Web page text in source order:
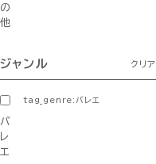
の
他
ジャンル クリア
tag_genre:バレエ
バ
レ
エ